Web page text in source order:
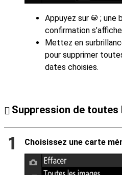
Appuyez sur J ; une
confirmation
Mettez en
pour supprimer
dates choisies.
Suppression de toutes
Choisissez une carte